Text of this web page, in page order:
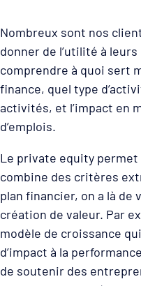
Nombreux sont nos
donner de l’utilité à
comprendre à quoi sert
finance, quel type
activités, et l’impact en
d’emplois.
Le private equity permet
combine des critères
plan financier, on a là de
création de valeur. Par
modèle de croissance
d’impact à la
de soutenir des